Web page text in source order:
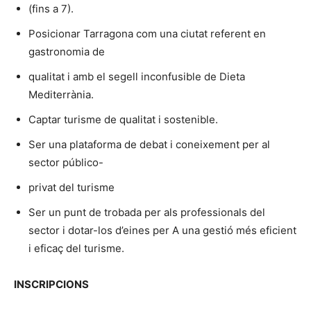
(fins a 7).
Posicionar Tarragona com una ciutat referent en
gastronomia de
qualitat i amb el segell inconfusible de Dieta
Mediterrània.
Captar turisme de qualitat i sostenible.
Ser una plataforma de debat i coneixement per al
sector público-
privat del turisme
Ser un punt de trobada per als professionals del
sector i dotar-los d’eines per A una gestió més eficient
i eficaç del turisme.
INSCRIPCIONS